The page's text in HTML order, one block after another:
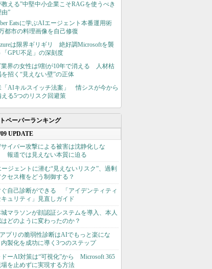
教える”中堅中小企業こそRAGを使うべき
由”
Eatsに学ぶAIエージェント本番運用術
都市の料理画像を自己修復
は限界ギリギリ 絶好調Microsoftを襲
「GPU不足」の深刻度
界の女性は9割が10年で消える 人材枯
を招く“見えない壁”の正体
「AIキルスイッチ法案」 情シスが今から
える5つのリスク回避策
ペーパーランキング
09 UPDATE
イバー攻撃による被害は沈静化しな
報道では見えない本質に迫る
ジェントに潜む“見えないリスク”、過剰
セス権をどう制御する？
ぐ自己診断ができる 「アイデンティティ
キュリティ」見直しガイド
マラソンが顔認証システムを導入、本人
どのように変わったのか？
プリの脆弱性診断はAIでもっと楽にな
製化を成功に導く3つのステップ
ドーAI対策は“可視化”から Microsoft 365
を止めずに実現する方法